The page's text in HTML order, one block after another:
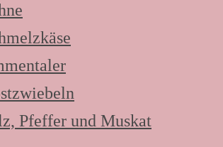
Pfeffer und Muskat